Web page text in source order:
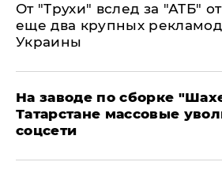
От "Трухи" вслед за "АТБ"
еще два крупных
Украины
На заводе по сборке
Татарстане массовые
соцсети